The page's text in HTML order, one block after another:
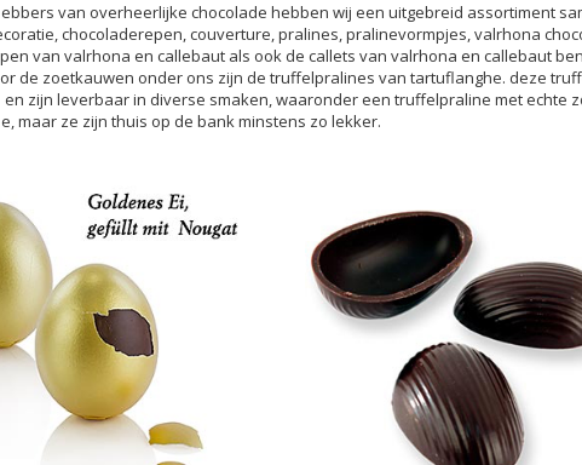
van overheerlijke chocolade hebben wij een uitgebreid assortiment
chocoladerepen, couverture, pralines, pralinevormpjes, valrhona
van valrhona en callebaut als ook de callets van valrhona en callebaut
de zoetkauwen onder ons zijn de truffelpralines van tartuflanghe. deze
en zijn leverbaar in diverse smaken, waaronder een truffelpraline met
maar ze zijn thuis op de bank minstens zo lekker.